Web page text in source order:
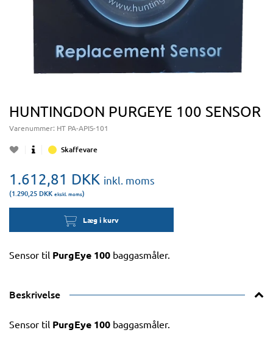
HUNTINGDON PURGEYE 100 SENSOR
Varenummer: HT PA-APIS-101
Skaffevare
1.612,81 DKK inkl. moms
(1.290,25 DKK ekskl. moms)
Læg i kurv
Sensor til PurgEye 100 baggasmåler.
Beskrivelse
Sensor til PurgEye 100 baggasmåler.